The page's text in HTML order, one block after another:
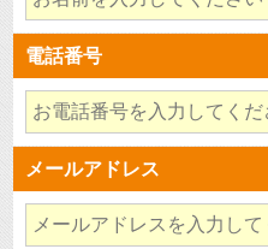
電話番号
メールアドレス